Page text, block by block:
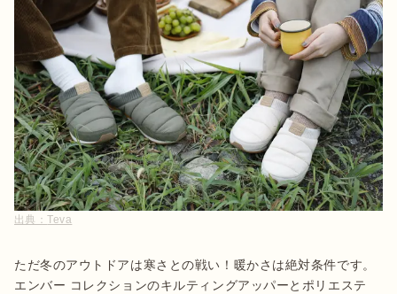
出典：Teva
ただ冬のアウトドアは寒さとの戦い！暖かさは絶対条件です。
エンバー コレクションのキルティングアッパーとポリエステ